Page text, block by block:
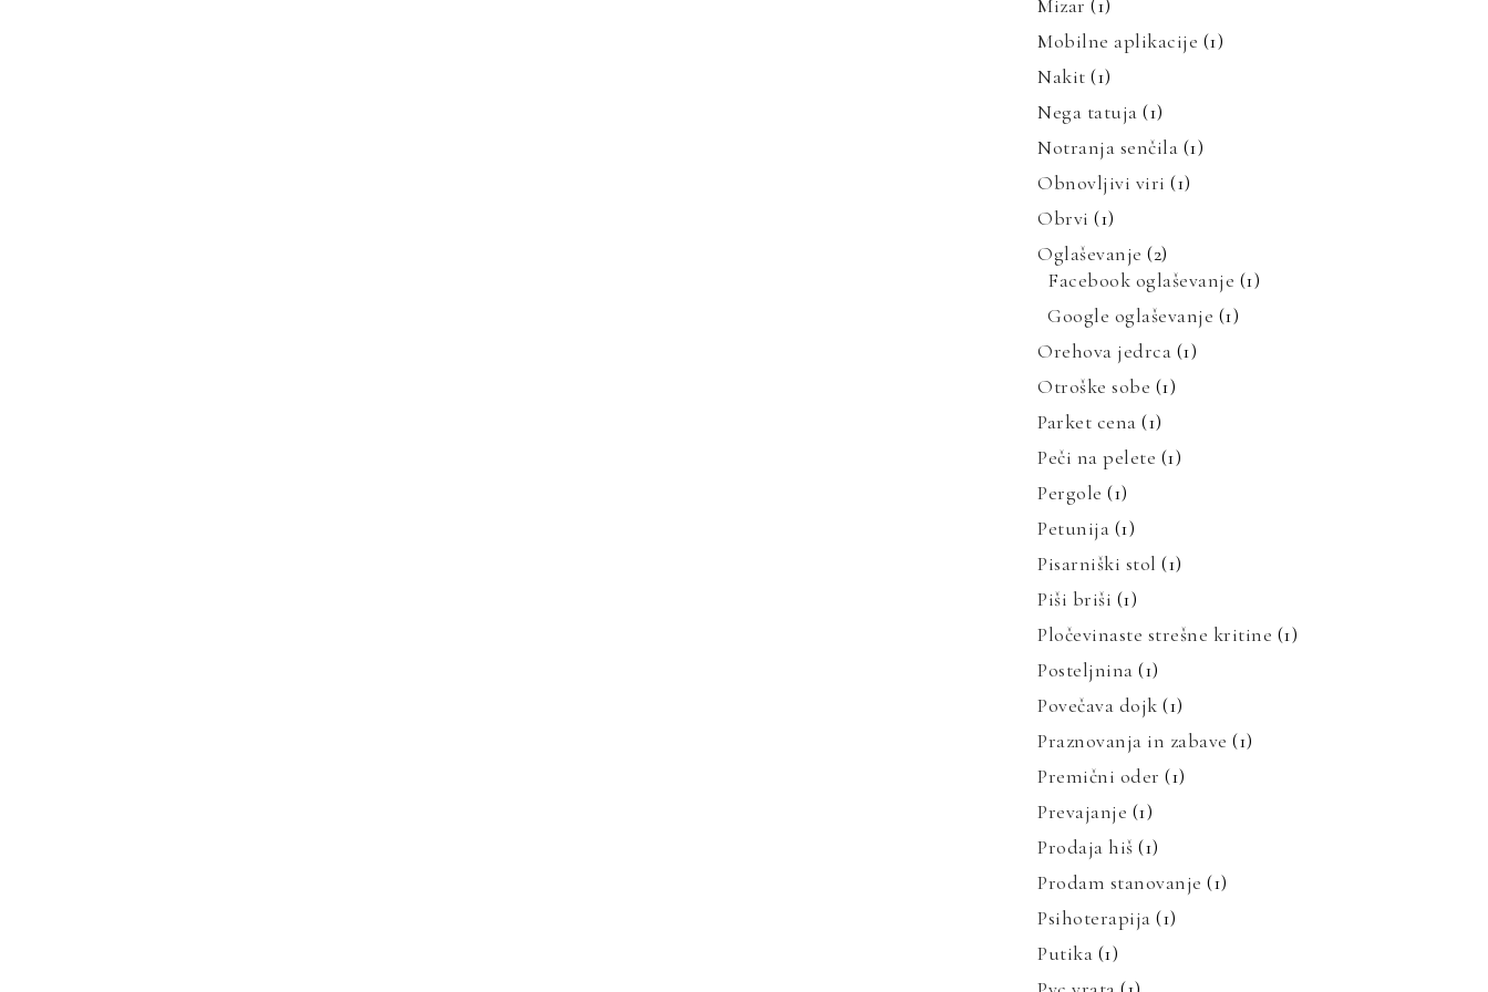
Mizar (1)
Mobilne aplikacije (1)
Nakit (1)
Nega tatuja (1)
Notranja senčila (1)
Obnovljivi viri (1)
Obrvi (1)
Oglaševanje (2)
Facebook oglaševanje (1)
Google oglaševanje (1)
Orehova jedrca (1)
Otroške sobe (1)
Parket cena (1)
Peči na pelete (1)
Pergole (1)
Petunija (1)
Pisarniški stol (1)
Piši briši (1)
Pločevinaste strešne kritine (1)
Posteljnina (1)
Povečava dojk (1)
Praznovanja in zabave (1)
Premični oder (1)
Prevajanje (1)
Prodaja hiš (1)
Prodam stanovanje (1)
Psihoterapija (1)
Putika (1)